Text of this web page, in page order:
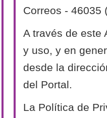
Correos - 46035
A través de este
y uso, y en
desde la
del Portal.
La Política de